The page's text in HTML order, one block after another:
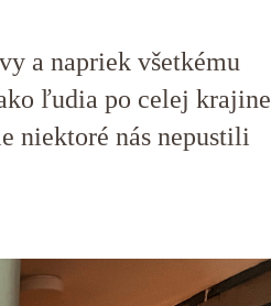
a napriek všetkému
ľudia po celej krajine
niektoré nás nepustili